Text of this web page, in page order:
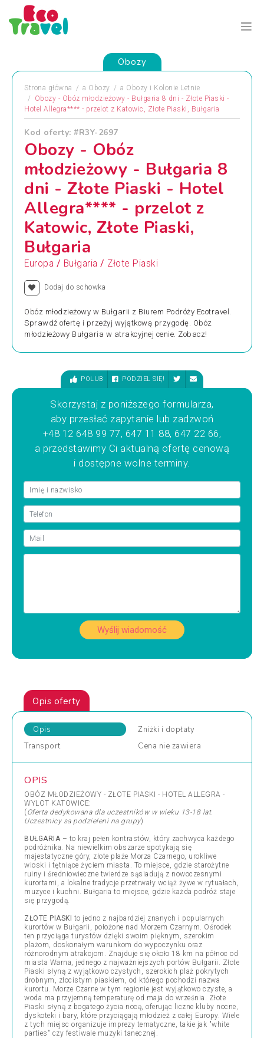
Obozy
Strona główna a Obozy a Obozy i Kolonie Letnie
Obozy - Obóz młodzieżowy - Bułgaria 8 dni - Złote Piaski -
Hotel Allegra**** - przelot z Katowic, Złote Piaski, Bułgaria
Kod oferty: #R3Y-2697
Obozy - Obóz
młodzieżowy - Bułgaria 8
dni - Złote Piaski - Hotel
Allegra**** - przelot z
Katowic, Złote Piaski,
Bułgaria
Europa / Bułgaria / Złote Piaski
Dodaj do schowka
Obóz młodzieżowy w Bułgarii z Biurem Podróży Ecotravel.
Sprawdź ofertę i przeżyj wyjątkową przygodę. Obóz
młodzieżowy Bułgaria w atrakcyjnej cenie. Zobacz!
POLUB PODZIEL SIĘ!
Skorzystaj z poniższego formularza,
aby przesłać zapytanie lub zadzwoń
+48 12 648 99 77, 647 11 88, 647 22 66,
a przedstawimy Ci aktualną ofertę cenową
i dostępne wolne terminy.
Wyślij wiadomość
Opis oferty
Opis Zniżki i dopłaty
Transport
Cena nie zawiera
OPIS
OBÓZ MŁODZIEŻOWY - ZŁOTE PIASKI - HOTEL ALLEGRA -
WYLOT KATOWICE:
( Oferta dedykowana dla uczestników w wieku 13-18 lat.
Uczestnicy sa podzieleni na grupy)
BUŁGARIA – to kraj pełen kontrastów, który zachwyca każdego
podróżnika. Na niewielkim obszarze spotykają się
majestatyczne góry, złote plaże Morza Czarnego, urokliwe
wioski i tętniące życiem miasta. To miejsce, gdzie starożytne
ruiny i średniowieczne twierdze sąsiadują z nowoczesnymi
kurortami, a lokalne tradycje przetrwały wciąż żywe w rytuałach,
muzyce i kuchni. Bułgaria to miejsce, gdzie każda podróż staje
się przygodą.
ZŁOTE PIASKI to jedno z najbardziej znanych i popularnych
kurortów w Bułgarii, położone nad Morzem Czarnym. Ośrodek
ten przyciąga turystów dzięki swoim pięknym, szerokim
plażom, doskonałym warunkom do wypoczynku oraz
różnorodnym atrakcjom. Znajduje się około 18 km na północ od
miasta Warna, jednego z najważniejszych portów Bułgarii. Złote
Piaski słyną z wyjątkowo czystych, szerokich plaż pokrytych
drobnym, złocistym piaskiem, od którego pochodzi nazwa
kurortu. Morze Czarne w tym regionie jest wyjątkowo czyste, a
woda ma przyjemną temperaturę od maja do września. Złote
Piaski słyną z bogatego życia nocą, oferując liczne kluby nocne,
dyskoteki i bary, które przyciągają młodzież z całej Europy. Wiele
z tych miejsc organizuje imprezy tematyczne, takie jak "white
parties" czy festiwale muzyki tanecznej.